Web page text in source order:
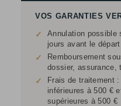
VOS GARANTIES
✓
Annulation
jours avant le
✓
Remboursement
dossier, assurance,
✓
Frais de traitement
inférieures à 500 €
supérieures à 500 €